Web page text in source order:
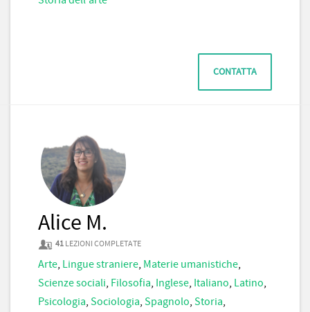
CONTATTA
Alice M.
41 LEZIONI COMPLETATE
Arte, Lingue straniere, Materie umanistiche,
Scienze sociali, Filosofia, Inglese, Italiano, Latino,
Psicologia, Sociologia, Spagnolo, Storia,